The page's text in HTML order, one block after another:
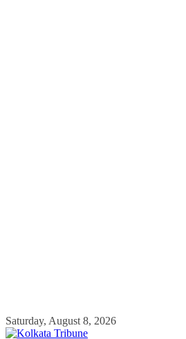
Skip
to
Saturday, August 8, 2026